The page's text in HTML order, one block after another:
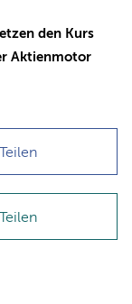
den Kurs
Aktienmotor
Teilen
Teilen